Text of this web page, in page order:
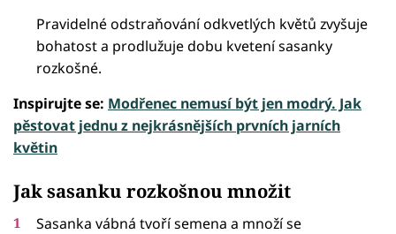
Pravidelné odstraňování odkvetlých květů zvyšuje
bohatost a prodlužuje dobu kvetení sasanky
rozkošné.
Inspirujte se: Modřenec nemusí být jen modrý. Jak
pěstovat jednu z nejkrásnějších prvních jarních
květin
Jak sasanku rozkošnou množit
Sasanka vábná tvoří semena a množí se